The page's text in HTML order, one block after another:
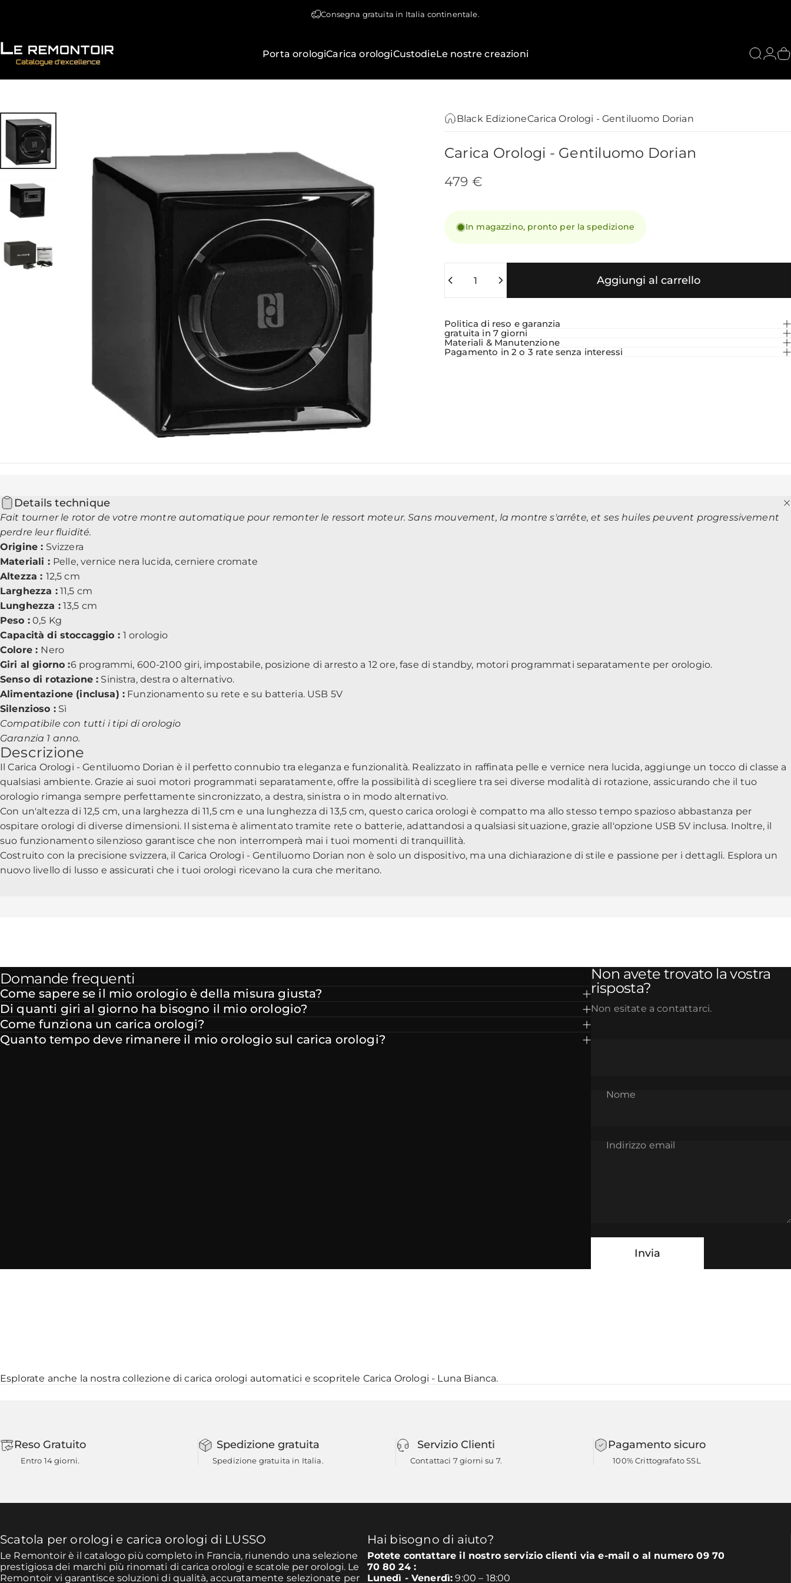
Consegna gratuita in Italia continentale.
Le Remontoir : Porta Orologi Porta orologiCarica orologiCustodieLe nostre creazioni Cerca
Black EdizioneCarica Orologi - Gentiluomo Dorian
Carica Orologi - Gentiluomo Dorian
479 €
In magazzino, pronto per la spedizione
Aggiungi al carrello
Politica di reso e garanzia
gratuita in 7 giorni
Materiali & Manutenzione
Pagamento in 2 o 3 rate senza interessi
Details technique
Fait tourner le rotor de votre montre automatique pour remonter le ressort moteur. Sans mouvement, la montre s'arrête, et ses huiles peuvent progressivement
perdre leur fluidité.
Origine : Svizzera
Materiali : Pelle, vernice nera lucida, cerniere cromate
Altezza : 12,5 cm
Larghezza :11,5 cm
Lunghezza :13,5 cm
Peso :0,5 Kg
Capacità di stoccaggio : 1 orologio
Colore : Nero
Giri al giorno :6 programmi, 600-2100 giri, impostabile, posizione di arresto a 12 ore, fase di standby, motori programmati separatamente per orologio.
Senso di rotazione : Sinistra, destra o alternativo.
Alimentazione (inclusa) : Funzionamento su rete e su batteria. USB 5V
Silenzioso :Sì
Compatibile con tutti i tipi di orologio
Garanzia 1 anno.
Descrizione
Il Carica Orologi - Gentiluomo Dorian è il perfetto connubio tra eleganza e funzionalità. Realizzato in raffinata pelle e vernice nera lucida, aggiunge un tocco di classe a
qualsiasi ambiente. Grazie ai suoi motori programmati separatamente, offre la possibilità di scegliere tra sei diverse modalità di rotazione, assicurando che il tuo
orologio rimanga sempre perfettamente sincronizzato, a destra, sinistra o in modo alternativo.
Con un'altezza di 12,5 cm, una larghezza di 11,5 cm e una lunghezza di 13,5 cm, questo carica orologi è compatto ma allo stesso tempo spazioso abbastanza per
ospitare orologi di diverse dimensioni. Il sistema è alimentato tramite rete o batterie, adattandosi a qualsiasi situazione, grazie all'opzione USB 5V inclusa. Inoltre, il
suo funzionamento silenzioso garantisce che non interromperà mai i tuoi momenti di tranquillità.
Costruito con la precisione svizzera, il Carica Orologi - Gentiluomo Dorian non è solo un dispositivo, ma una dichiarazione di stile e passione per i dettagli. Esplora un
nuovo livello di lusso e assicurati che i tuoi orologi ricevano la cura che meritano.
Domande frequenti
Come sapere se il mio orologio è della misura giusta?
Di quanti giri al giorno ha bisogno il mio orologio?
Come funziona un carica orologi?
Quanto tempo deve rimanere il mio orologio sul carica orologi?
Non avete trovato la vostra
risposta?
Non esitate a contattarci.
Nome
Indirizzo email
Invia
Esplorate anche la nostra collezione dicarica orologi automatici e scopritele Carica Orologi - Luna Bianca.
Reso Gratuito
Entro 14 giorni.
Spedizione gratuita
Spedizione gratuita in Italia.
Servizio Clienti
Contattaci 7 giorni su 7.
Pagamento sicuro
100% Crittografato SSL
Scatola per orologi e carica orologi di LUSSO
Le Remontoir è il catalogo più completo in Francia, riunendo una selezione
prestigiosa dei marchi più rinomati di carica orologi e scatole per orologi. Le
Remontoir vi garantisce soluzioni di qualità, accuratamente selezionate per
Hai bisogno di aiuto?
Potete contattare il nostro servizio clienti via e-mail o al numero 09 70
70 80 24 :
Lunedì - Venerdì: 9:00 – 18:00